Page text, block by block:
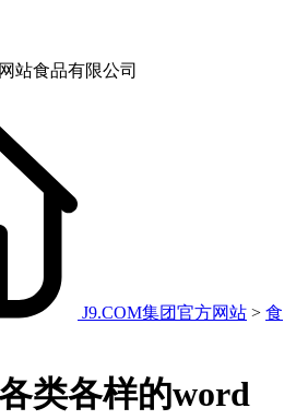
J9.COM集团官方网站 > 食
类各样的word